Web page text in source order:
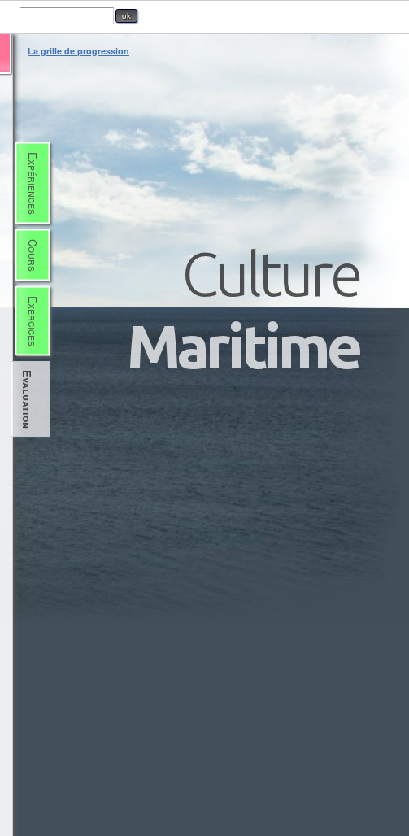
La grille de progression
Expériences
Cours
Exercices
Evaluation